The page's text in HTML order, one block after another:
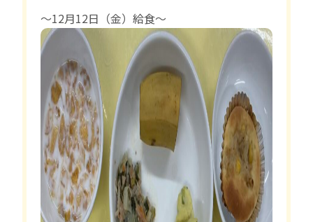
〜12月12日（金）給食〜